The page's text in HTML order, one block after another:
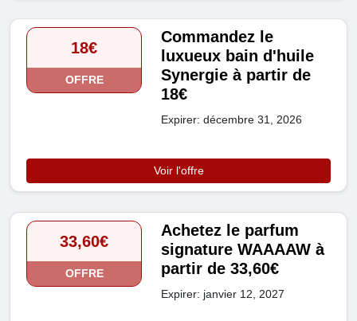
18€
OFFRE
Commandez le
luxueux bain d'huile
Synergie à partir de
18€
Expirer: décembre 31, 2026
Voir l'offre
33,60€
OFFRE
Achetez le parfum
signature WAAAAW à
partir de 33,60€
Expirer: janvier 12, 2027